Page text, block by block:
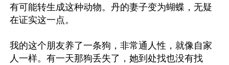
有可能转生成这种动物。丹的妻子变为蝴蝶，无疑
在证实这一点。
我的这个朋友养了一条狗，非常通人性，就像自家
人一样。有一天那狗丢失了，她到处找也没有找